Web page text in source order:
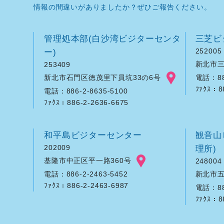
情報の間違いがありましたか？ぜひご報告ください。
管理処本部(白沙湾ビジターセンタ
ー)
253409
新北市石門区徳茂里下員坑33の6号
電話：886-2-8635-5100
ﾌｧｸｽ：886-2-2636-6675
三芝
252005
新北市
電話：
ﾌｧｸｽ：
和平島ビジターセンター
202009
基隆市中正区平一路360号
電話：886-2-2463-5452
ﾌｧｸｽ：886-2-2463-6987
観音
理所)
248004
新北市
電話：
ﾌｧｸｽ：